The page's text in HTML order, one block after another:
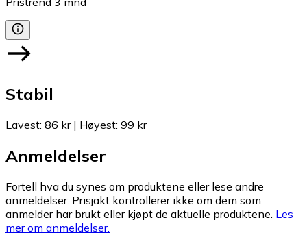
Stabil
Lavest: 86 kr| Høyest: 99 kr
Anmeldelser
Fortell hva du synes om produktene eller lese andre
anmeldelser. Prisjakt kontrollerer ikke om dem som
anmelder har brukt eller kjøpt de aktuelle produktene. Les
mer om anmeldelser.